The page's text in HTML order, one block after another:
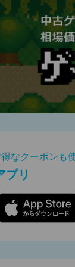
なクーポンも
プリ